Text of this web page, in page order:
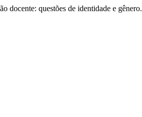
questões de identidade e gênero.